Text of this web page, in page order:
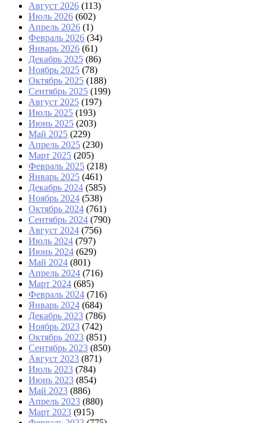
Август 2026 (113)
Июль 2026 (602)
Апрель 2026 (1)
Февраль 2026 (34)
Январь 2026 (61)
Декабрь 2025 (86)
Ноябрь 2025 (78)
Октябрь 2025 (188)
Сентябрь 2025 (199)
Август 2025 (197)
Июль 2025 (193)
Июнь 2025 (203)
Май 2025 (229)
Апрель 2025 (230)
Март 2025 (205)
Февраль 2025 (218)
Январь 2025 (461)
Декабрь 2024 (585)
Ноябрь 2024 (538)
Октябрь 2024 (761)
Сентябрь 2024 (790)
Август 2024 (756)
Июль 2024 (797)
Июнь 2024 (629)
Май 2024 (801)
Апрель 2024 (716)
Март 2024 (685)
Февраль 2024 (716)
Январь 2024 (684)
Декабрь 2023 (786)
Ноябрь 2023 (742)
Октябрь 2023 (851)
Сентябрь 2023 (850)
Август 2023 (871)
Июль 2023 (784)
Июнь 2023 (854)
Май 2023 (886)
Апрель 2023 (880)
Март 2023 (915)